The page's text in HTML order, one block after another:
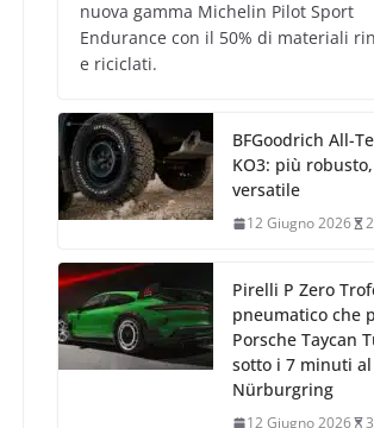
nuova gamma Michelin Pilot Sport
Endurance con il 50% di materiali
e riciclati.
BFGoodrich All-
KO3: più
versatile
12 Giugno 2026
Pirelli P Zero
pneumatico che
Porsche Taycan
sotto i 7 minuti al
Nürburgring
12 Giugno 2026